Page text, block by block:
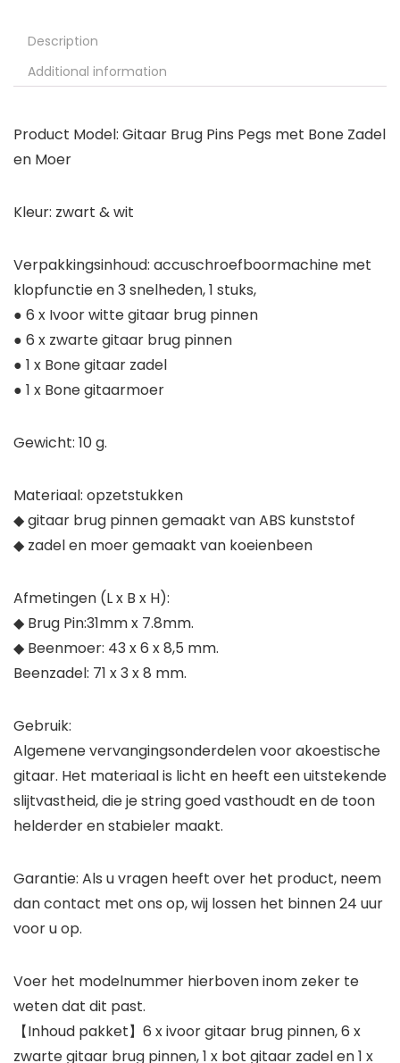
Description
Additional information
Product Model: Gitaar Brug Pins Pegs met Bone Zadel
en Moer
Kleur: zwart & wit
Verpakkingsinhoud: accuschroefboormachine met
klopfunctie en 3 snelheden, 1 stuks,
● 6 x Ivoor witte gitaar brug pinnen
● 6 x zwarte gitaar brug pinnen
● 1 x Bone gitaar zadel
● 1 x Bone gitaarmoer
Gewicht: 10 g.
Materiaal: opzetstukken
◆ gitaar brug pinnen gemaakt van ABS kunststof
◆ zadel en moer gemaakt van koeienbeen
Afmetingen (L x B x H):
◆ Brug Pin:31mm x 7.8mm.
◆ Beenmoer: 43 x 6 x 8,5 mm.
Beenzadel: 71 x 3 x 8 mm.
Gebruik:
Algemene vervangingsonderdelen voor akoestische
gitaar. Het materiaal is licht en heeft een uitstekende
slijtvastheid, die je string goed vasthoudt en de toon
helderder en stabieler maakt.
Garantie: Als u vragen heeft over het product, neem
dan contact met ons op, wij lossen het binnen 24 uur
voor u op.
Voer het modelnummer hierboven inom zeker te
weten dat dit past.
【Inhoud pakket】6 x ivoor gitaar brug pinnen, 6 x
zwarte gitaar brug pinnen, 1 x bot gitaar zadel en 1 x